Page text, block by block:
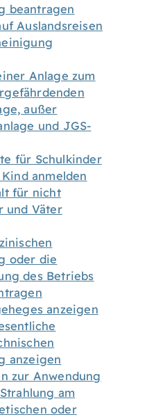
beantragen
Auslandsreisen
Anlage zum
außer
und JGS-
für Schulkinder
anmelden
für nicht
und Väter
oder die
des Betriebs
anzeigen
anzeigen
zur Anwendung
am
oder